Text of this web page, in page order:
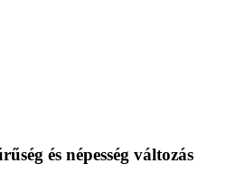
és népesség változás